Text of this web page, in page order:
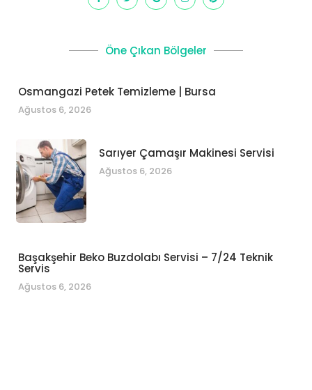
Öne Çıkan Bölgeler
Osmangazi Petek Temizleme | Bursa
Ağustos 6, 2026
Sarıyer Çamaşır Makinesi Servisi
Ağustos 6, 2026
Başakşehir Beko Buzdolabı Servisi – 7/24 Teknik
Servis
Ağustos 6, 2026